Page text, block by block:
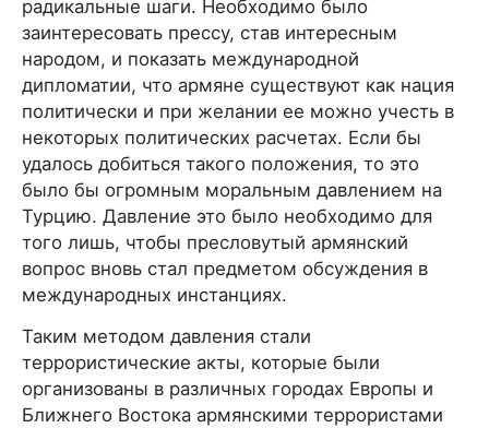
радикальные шаги. Необходимо было
заинтересовать прессу, став интересным
народом, и показать международной
дипломатии, что армяне существуют как нация
политически и при желании ее можно учесть в
некоторых политических расчетах. Если бы
удалось добиться такого положения, то это
было бы огромным моральным давлением на
Турцию. Давление это было необходимо для
того лишь, чтобы пресловутый армянский
вопрос вновь стал предметом обсуждения в
международных инстанциях.
Таким методом давления стали
террористические акты, которые были
организованы в различных городах Европы и
Ближнего Востока армянскими террористами